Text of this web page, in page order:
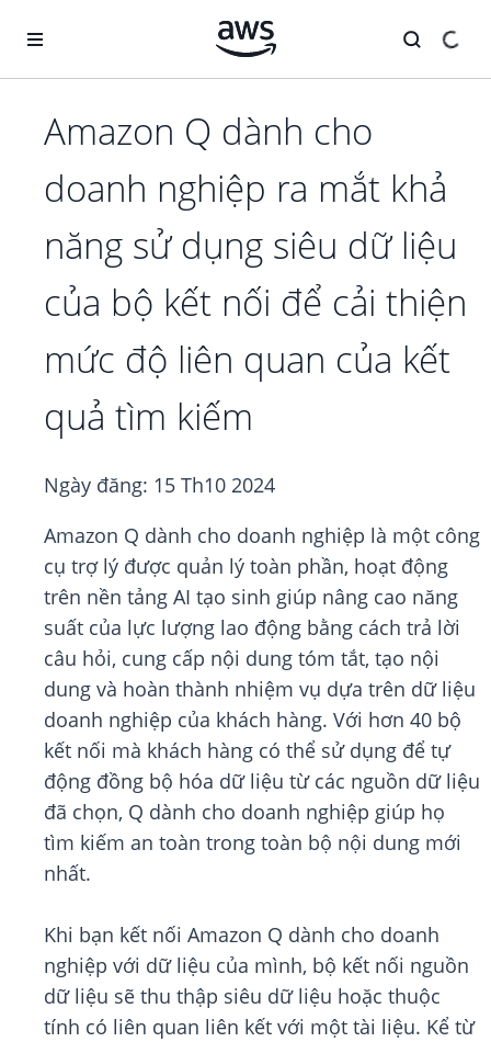
Amazon Q dành cho
doanh nghiệp ra mắt khả
năng sử dụng siêu dữ liệu
của bộ kết nối để cải thiện
mức độ liên quan của kết
quả tìm kiếm
Ngày đăng: 15 Th10 2024
Amazon Q dành cho doanh nghiệp là một công
cụ trợ lý được quản lý toàn phần, hoạt động
trên nền tảng AI tạo sinh giúp nâng cao năng
suất của lực lượng lao động bằng cách trả lời
câu hỏi, cung cấp nội dung tóm tắt, tạo nội
dung và hoàn thành nhiệm vụ dựa trên dữ liệu
doanh nghiệp của khách hàng. Với hơn 40 bộ
kết nối mà khách hàng có thể sử dụng để tự
động đồng bộ hóa dữ liệu từ các nguồn dữ liệu
đã chọn, Q dành cho doanh nghiệp giúp họ
tìm kiếm an toàn trong toàn bộ nội dung mới
nhất.
Khi bạn kết nối Amazon Q dành cho doanh
nghiệp với dữ liệu của mình, bộ kết nối nguồn
dữ liệu sẽ thu thập siêu dữ liệu hoặc thuộc
tính có liên quan liên kết với một tài liệu. Kể từ